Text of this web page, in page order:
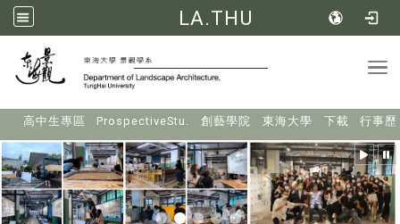
LA.THU
高中生專區 ProspectiveStu. 創藝學院 東海大學 下載 行事歷